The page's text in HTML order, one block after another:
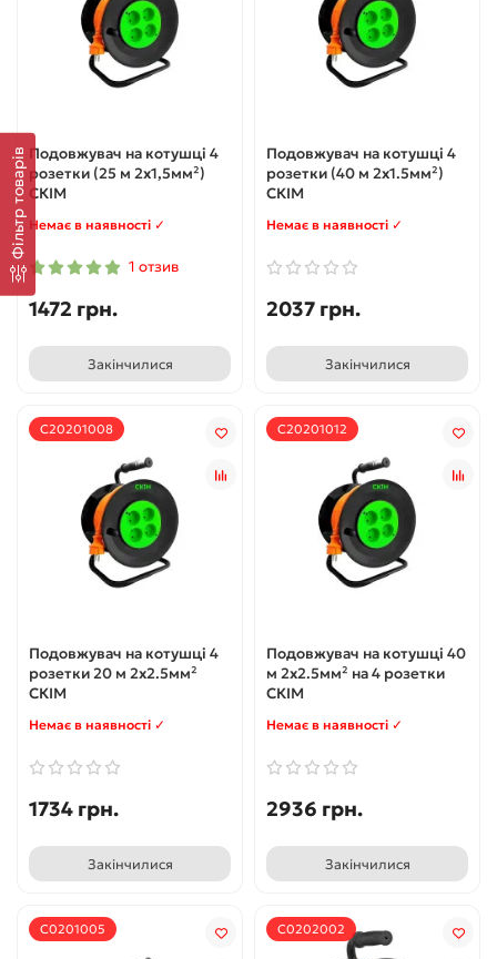
Фільтр товарівПодовжувач на котушці 4
розетки (25 м 2х1,5мм²)
СКІМ
Немає в наявності ✓
1 отзив
1472 грн.
Закінчилися
Подовжувач на котушці 4
розетки (40 м 2х1.5мм²)
СКІМ
Немає в наявності ✓
2037 грн.
Закінчилися
С20201008
Подовжувач на котушці 4
розетки 20 м 2х2.5мм²
СКІМ
Немає в наявності ✓
1734 грн.
Закінчилися
С20201012
Подовжувач на котушці 40
м 2х2.5мм² на 4 розетки
СКІМ
Немає в наявності ✓
2936 грн.
Закінчилися
С0201005 С0202002